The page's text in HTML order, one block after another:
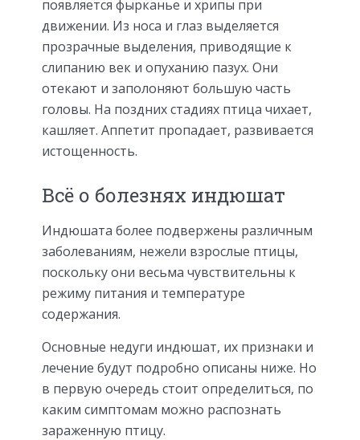
появляется фырканье и хрипы при
движении. Из носа и глаз выделяется
прозрачные выделения, приводящие к
слипанию век и опуханию пазух. Они
отекают и заполоняют большую часть
головы. На поздних стадиях птица чихает,
кашляет. Аппетит пропадает, развивается
истощенность.
Всё о болезнях индюшат
Индюшата более подвержены различным
заболеваниям, нежели взрослые птицы,
поскольку они весьма чувствительны к
режиму питания и температуре
содержания.
Основные недуги индюшат, их признаки и
лечение будут подробно описаны ниже. Но
в первую очередь стоит определиться, по
каким симптомам можно распознать
зараженную птицу.